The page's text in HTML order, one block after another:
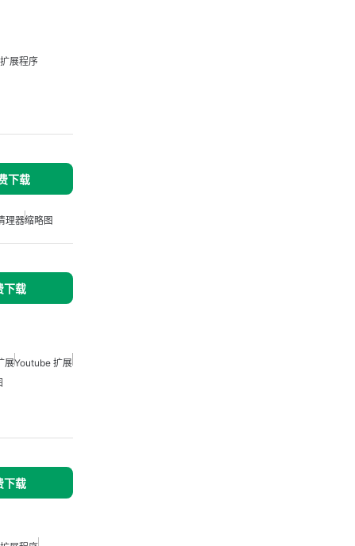
展程序
下载
理器缩略图
下载
展Youtube 扩展
下载